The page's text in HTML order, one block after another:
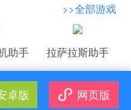
>>全部游戏
助手 拉萨拉斯助手
卓版 网页版